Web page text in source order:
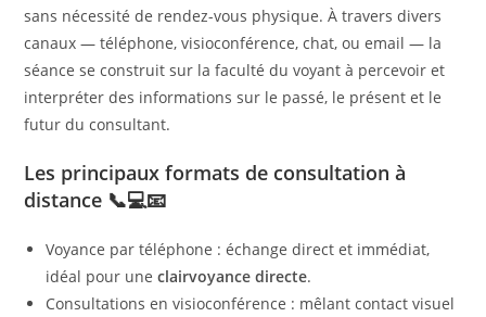
sans nécessité de rendez-vous physique. À travers divers
canaux — téléphone, visioconférence, chat, ou email — la
séance se construit sur la faculté du voyant à percevoir et
interpréter des informations sur le passé, le présent et le
futur du consultant.
Les principaux formats de consultation à
distance 📞💻📧
Voyance par téléphone : échange direct et immédiat,
idéal pour uneclairvoyance directe.
Consultations en visioconférence : mêlant contact visuel